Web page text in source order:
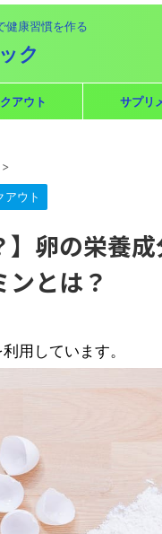
健康習慣を作る
ク
アウト サプリ
>
アウト
】卵の栄養
ンとは？
用しています。